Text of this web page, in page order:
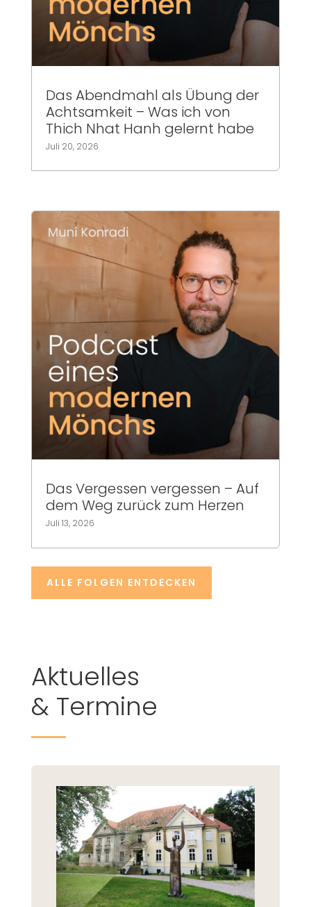
Das Abendmahl als Übung der
Achtsamkeit – Was ich von
Thich Nhat Hanh gelernt habe
Juli 20, 2026
Das Vergessen vergessen – Auf
dem Weg zurück zum Herzen
Juli 13, 2026
ALLE FOLGEN ENTDECKEN
Aktuelles
& Termine